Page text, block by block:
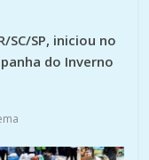
SC/SP, iniciou no
do Inverno